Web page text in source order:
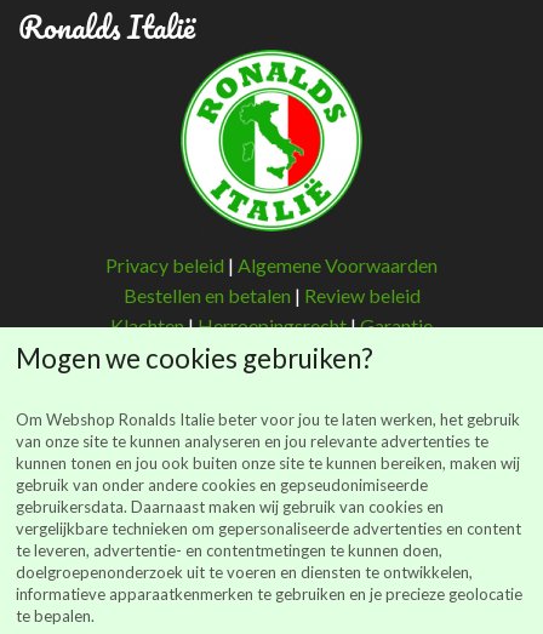
Ronalds Italië
Privacy beleid | Algemene Voorwaarden
Bestellen en betalen | Review beleid
Klachten|Herroepingsrecht|Garantie
Ronalds Italië
(Ronalds Italië Delicatessen B.V.)
Walderstraat 26
7241 BJ Lochem
webshop@ronalds-italie.nl
Mogen we cookies gebruiken?
Om Webshop Ronalds Italie beter voor jou te laten werken, het gebruik
van onze site te kunnen analyseren en jou relevante advertenties te
kunnen tonen en jou ook buiten onze site te kunnen bereiken, maken wij
gebruik van onder andere cookies en gepseudonimiseerde
gebruikersdata. Daarnaast maken wij gebruik van cookies en
vergelijkbare technieken om gepersonaliseerde advertenties en content
te leveren, advertentie- en contentmetingen te kunnen doen,
doelgroepenonderzoek uit te voeren en diensten te ontwikkelen,
informatieve apparaatkenmerken te gebruiken en je precieze geolocatie
te bepalen.